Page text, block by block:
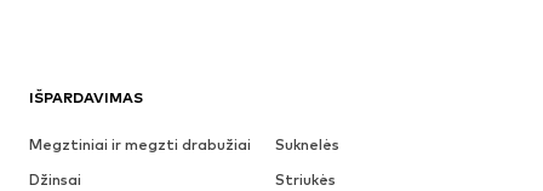
IŠPARDAVIMAS
Megztiniai ir megzti drabužiai
Suknelės
Džinsai
Striukės